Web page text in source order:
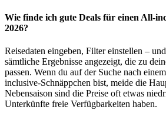
Wie finde ich gute Deals für einen All-
2026?
Reisedaten eingeben, Filter einstellen –
sämtliche Ergebnisse angezeigt, die zu
passen. Wenn du auf der Suche nach
inclusive-Schnäppchen bist, meide die
Nebensaison sind die Preise oft etwas
Unterkünfte freie Verfügbarkeiten haben.